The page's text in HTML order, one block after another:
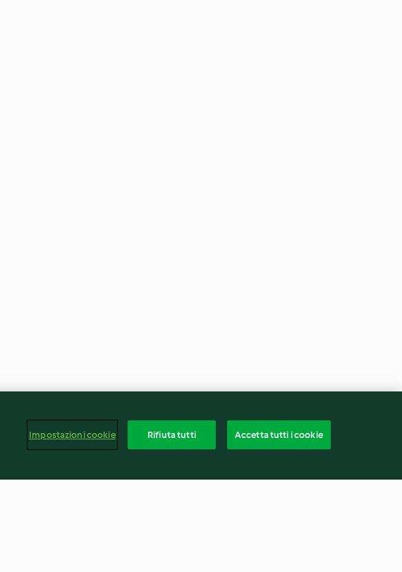
Impostazioni cookie Rifiuta tutti Accetta tutti i cookie